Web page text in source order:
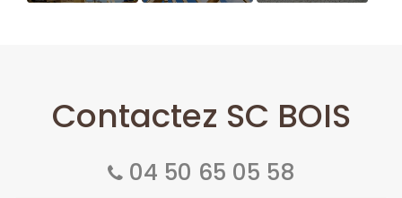
Contactez SC BOIS
04 50 65 05 58